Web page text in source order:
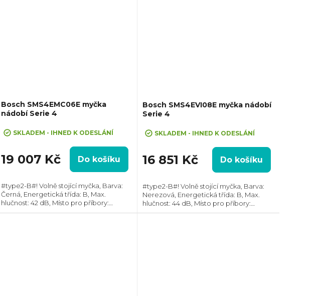
Bosch SMS4EMC06E myčka
nádobí Serie 4
SKLADEM - IHNED K ODESLÁNÍ
19 007 Kč Do košíku
#type2-B#! Volně stojící myčka, Barva:
Černá, Energetická třída: B, Max.
hlučnost: 42 dB, Místo pro příbory:
Zásuvka, Počet souprav nádobí: 14,
Bosch SMS4EVI08E myčka nádobí
Serie 4
SKLADEM - IHNED K ODESLÁNÍ
16 851 Kč Do košíku
#type2-B#! Volně stojící myčka, Barva:
Nerezová, Energetická třída: B, Max.
hlučnost: 44 dB, Místo pro příbory:
Zásuvka, Počet souprav nádobí: 14,